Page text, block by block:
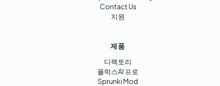
Contact Us
지원
제품
디렉토리
플럭스AI 프로
Sprunki Mod